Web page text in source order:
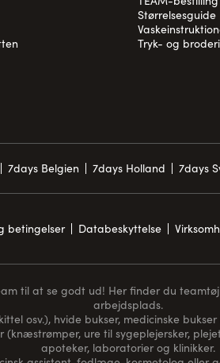
Størrelsesguide
Tryk- og
7days Belgien 7days Holland 7days
betingelser Databeskyttelse
til at se godt ud! Her finder du
arbejdsplads.
osv.), hvide bukser, medicinske
(knæstrømper, ure til sygeplejersker,
apoteker, laboratorier og klinikker.